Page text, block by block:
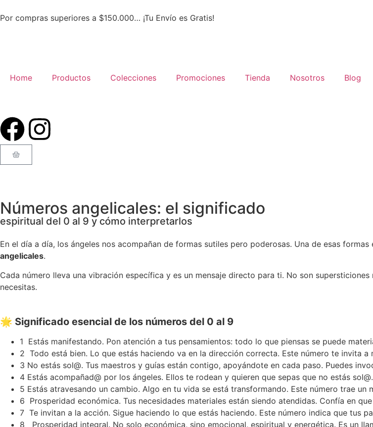
Por compras superiores a $150.000… ¡Tu Envío es Gratis!
Home Productos Colecciones Promociones Tienda Nosotros Blog
Números angelicales: el significado
espiritual del 0 al 9 y cómo interpretarlos
En el día a día, los ángeles nos acompañan de formas sutiles pero poderosas. Una de esas
angelicales.
Cada número lleva una vibración específica y es un mensaje directo para ti. No son
necesitas.
🌟 Significado esencial de los números del 0 al 9
1 Estás manifestando. Pon atención a tus pensamientos: todo lo que piensas se puede
2 Todo está bien. Lo que estás haciendo va en la dirección correcta. Este número te invita
3 No estás sol@. Tus maestros y guías están contigo, apoyándote en cada paso. Puedes
4 Estás acompañad@ por los ángeles. Ellos te rodean y quieren que sepas que no estás
5 Estás atravesando un cambio. Algo en tu vida se está transformando. Este número trae un
6 Prosperidad económica. Tus necesidades materiales están siendo atendidas. Confía en
7 Te invitan a la acción. Sigue haciendo lo que estás haciendo. Este número indica que tus
8 Prosperidad integral. No solo económica, sino emocional, espiritual y energética. Es un